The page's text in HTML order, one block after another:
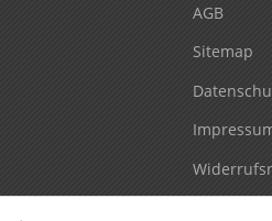
AGB
Sitemap